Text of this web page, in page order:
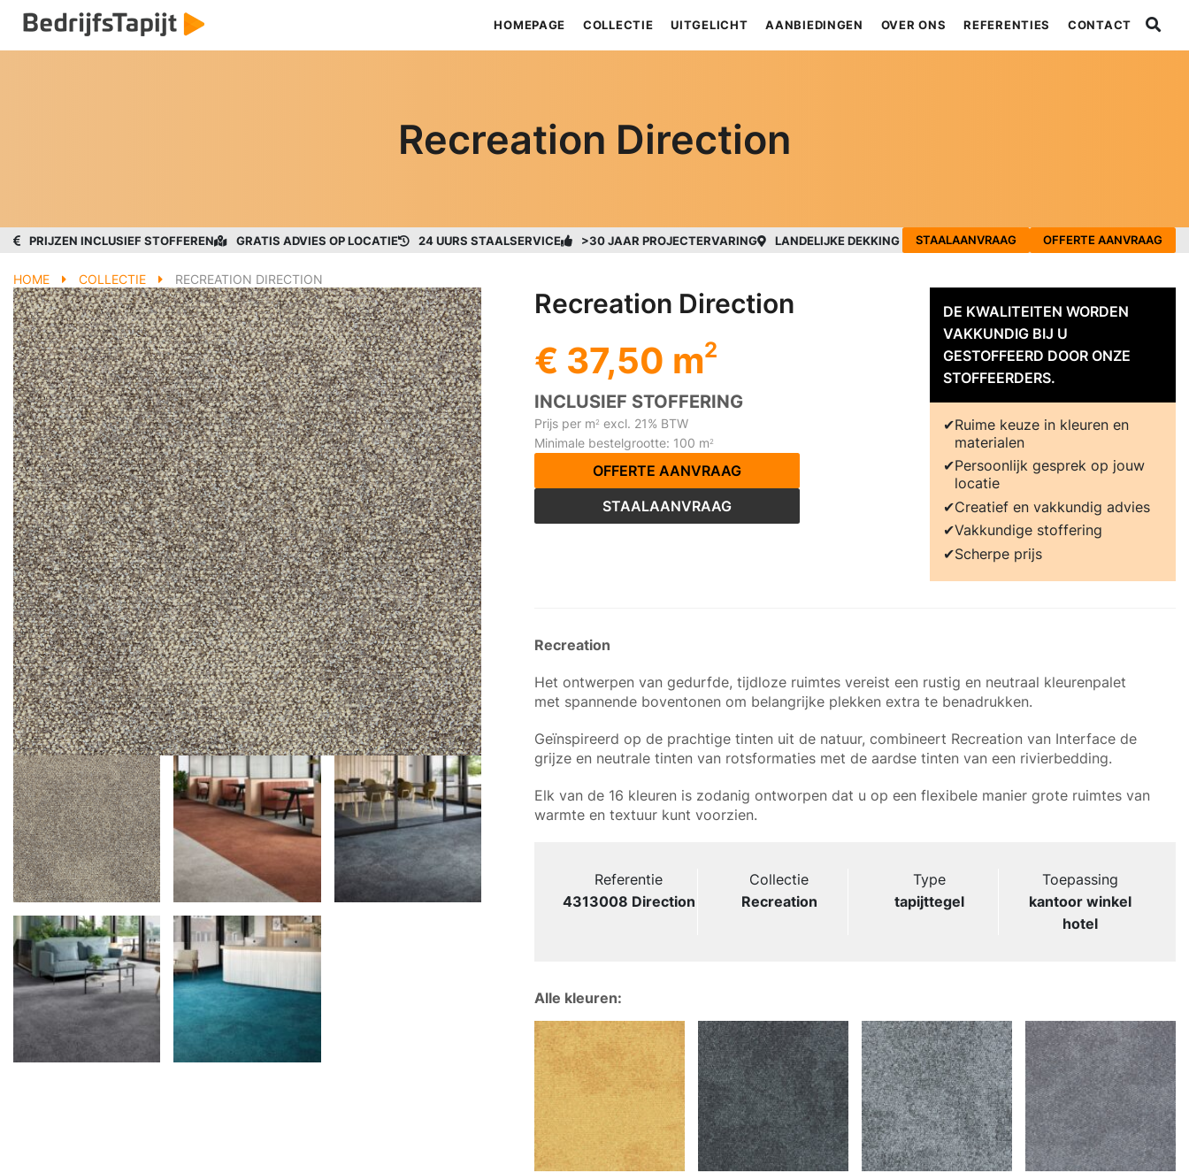
HOMEPAGE COLLECTIE UITGELICHT AANBIEDINGEN OVER ONS REFERENTIES CONTACT
Recreation Direction
PRIJZEN INCLUSIEF STOFFEREN GRATIS ADVIES OP LOCATIE 24 UURS STAALSERVICE >30 JAAR PROJECTERVARING LANDELIJKE DEKKING STAALAANVRAAG OFFERTE AANVRAAG
HOME COLLECTIE RECREATION DIRECTION
Recreation Direction
€ 37,50 m2
INCLUSIEF STOFFERING
Prijs per m2 excl. 21% BTW
Minimale bestelgrootte: 100 m2
OFFERTE AANVRAAG
STAALAANVRAAG
DE KWALITEITEN WORDEN
VAKKUNDIG BIJ U
GESTOFFEERD DOOR ONZE
STOFFEERDERS.
Ruime keuze in kleuren en
materialen
Persoonlijk gesprek op jouw
locatie
Creatief en vakkundig advies
Vakkundige stoffering
Scherpe prijs
Recreation
Het ontwerpen van gedurfde, tijdloze ruimtes vereist een rustig en neutraal kleurenpalet
met spannende boventonen om belangrijke plekken extra te benadrukken.
Geïnspireerd op de prachtige tinten uit de natuur, combineert Recreation van Interface de
grijze en neutrale tinten van rotsformaties met de aardse tinten van een rivierbedding.
Elk van de 16 kleuren is zodanig ontworpen dat u op een flexibele manier grote ruimtes van
warmte en textuur kunt voorzien.
Referentie
4313008 Direction
Collectie
Recreation
Type
tapijttegel
Toepassing
kantoor winkel
hotel
Alle kleuren: